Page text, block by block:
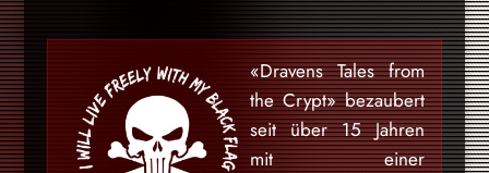
«Dravens Tales from
the Crypt» bezaubert
seit über 15 Jahren
mit einer